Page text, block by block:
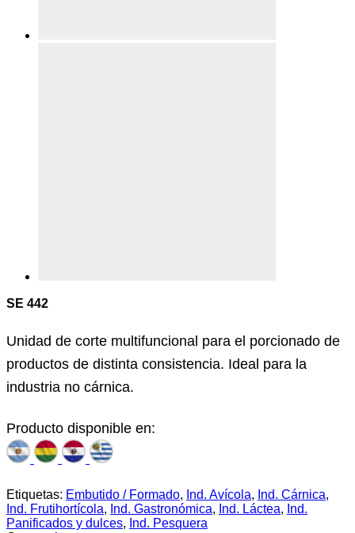
SE 442
Unidad de corte multifuncional para el porcionado de
productos de distinta consistencia. Ideal para la
industria no cárnica.
Producto disponible en:
Etiquetas: Embutido / Formado, Ind. Avícola, Ind. Cárnica,
Ind. Frutihortícola, Ind. Gastronómica, Ind. Láctea, Ind.
Panificados y dulces, Ind. Pesquera